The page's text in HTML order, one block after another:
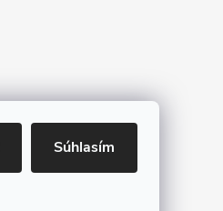
Súhlasím